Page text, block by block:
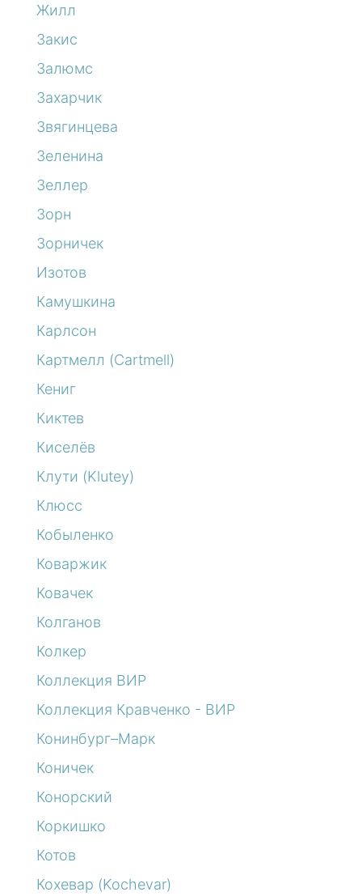
Жилл
Закис
Залюмс
Захарчик
Звягинцева
Зеленина
Зеллер
Зорн
Зорничек
Изотов
Камушкина
Карлсон
Картмелл (Cartmell)
Кениг
Киктев
Киселёв
Клути (Klutey)
Клюсс
Кобыленко
Коваржик
Ковачек
Колганов
Колкер
Коллекция ВИР
Коллекция Кравченко - ВИР
Конинбург–Марк
Коничек
Конорский
Коркишко
Котов
Кохевар (Kochevar)